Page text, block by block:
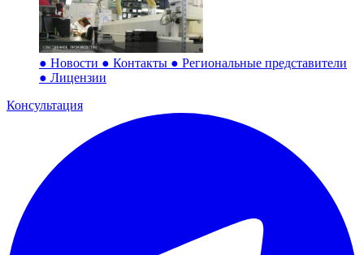
● Новости ● Контакты ● Региональные представители
● Лицензии
Консультация